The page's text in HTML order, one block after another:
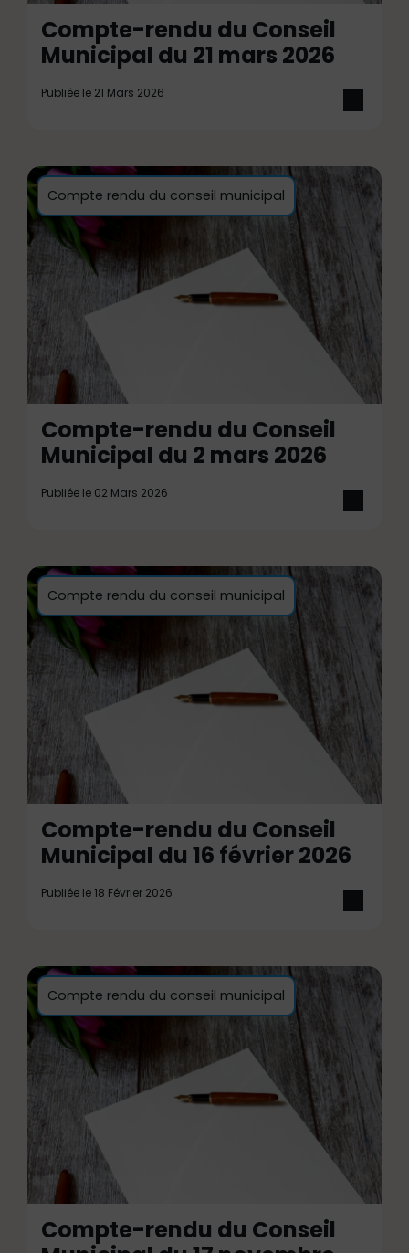
Compte-rendu du Conseil
Municipal du 21 mars 2026
Publiée le 21 Mars 2026
Compte rendu du conseil municipal
Compte-rendu du Conseil
Municipal du 2 mars 2026
Publiée le 02 Mars 2026
Compte rendu du conseil municipal
Compte-rendu du Conseil
Municipal du 16 février 2026
Publiée le 18 Février 2026
Compte rendu du conseil municipal
Compte-rendu du Conseil